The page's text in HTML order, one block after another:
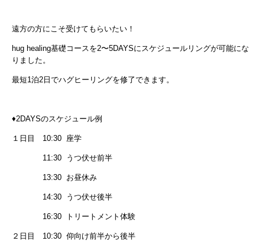
遠方の方にこそ受けてもらいたい！
hug healing基礎コースを2〜5DAYSにスケジュールリングが可能にな
りました。
最短1泊2日でハグヒーリングを修了できます。
♦︎2DAYSのスケジュール例
１日目 10:30 座学
11:30 うつ伏せ前半
13:30 お昼休み
14:30 うつ伏せ後半
16:30 トリートメント体験
２日目 10:30 仰向け前半から後半